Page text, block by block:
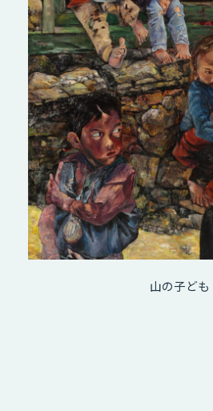
山の子ども